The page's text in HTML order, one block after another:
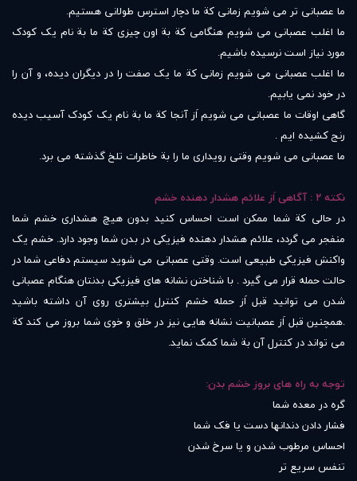
ما عصبانی تر می شویم زمانی کة ما دچار استرس طولانی هستیم.
ما اغلب عصبانی می شویم هنگامی کة بة اون چیزی کة ما بة نام یک کودک
مورد نیاز است نرسیده باشیم.
ما اغلب عصبانی می شویم زمانی کة ما یک صفت را در دیگران دیده، و آن را
در خود نمی یابیم.
گاهی اوقات ما عصبانی می شویم اَز آنجا کة ما بة نام یک کودک آسیب دیده
رنج کشیده ایم .
ما عصبانی می شویم وقتی رویداری ما را بة خاطرات تلخ گذشته می برد.
نکته ۲ : آگاهی اَز علائم هشدار دهنده خشم
در حالی کة شما ممکن است احساس کنید بدون هیچ هشداری خشم شما
منفجر می گردد، علائم هشدار دهنده فیزیکی در بدن شما وجود دارد. خشم یک
واکنش فیزیکی طبیعی است. وقتی عصبانی می شوید سیستم دفاعی شما در
حالت حمله قرار می گیرد . با شناختن نشانه های فیزیکی بدنتان هنگام عصبانی
شدن می توانید قبل اَز حمله خشم کنترل بیشتری روی آن داشته باشید
.همچنین قبل اَز عصبانیت نشانه هایی نیز در خلق و خوی شما بروز می کند کة
می تواند در کنترل آن بة شما کمک نماید.
توجه به راه های بروز خشم بدن:
گره در معده شما
فشار دادن دندانها دست یا فک شما
احساس مرطوب شدن و یا سرخ شدن
تنفس سریع تر